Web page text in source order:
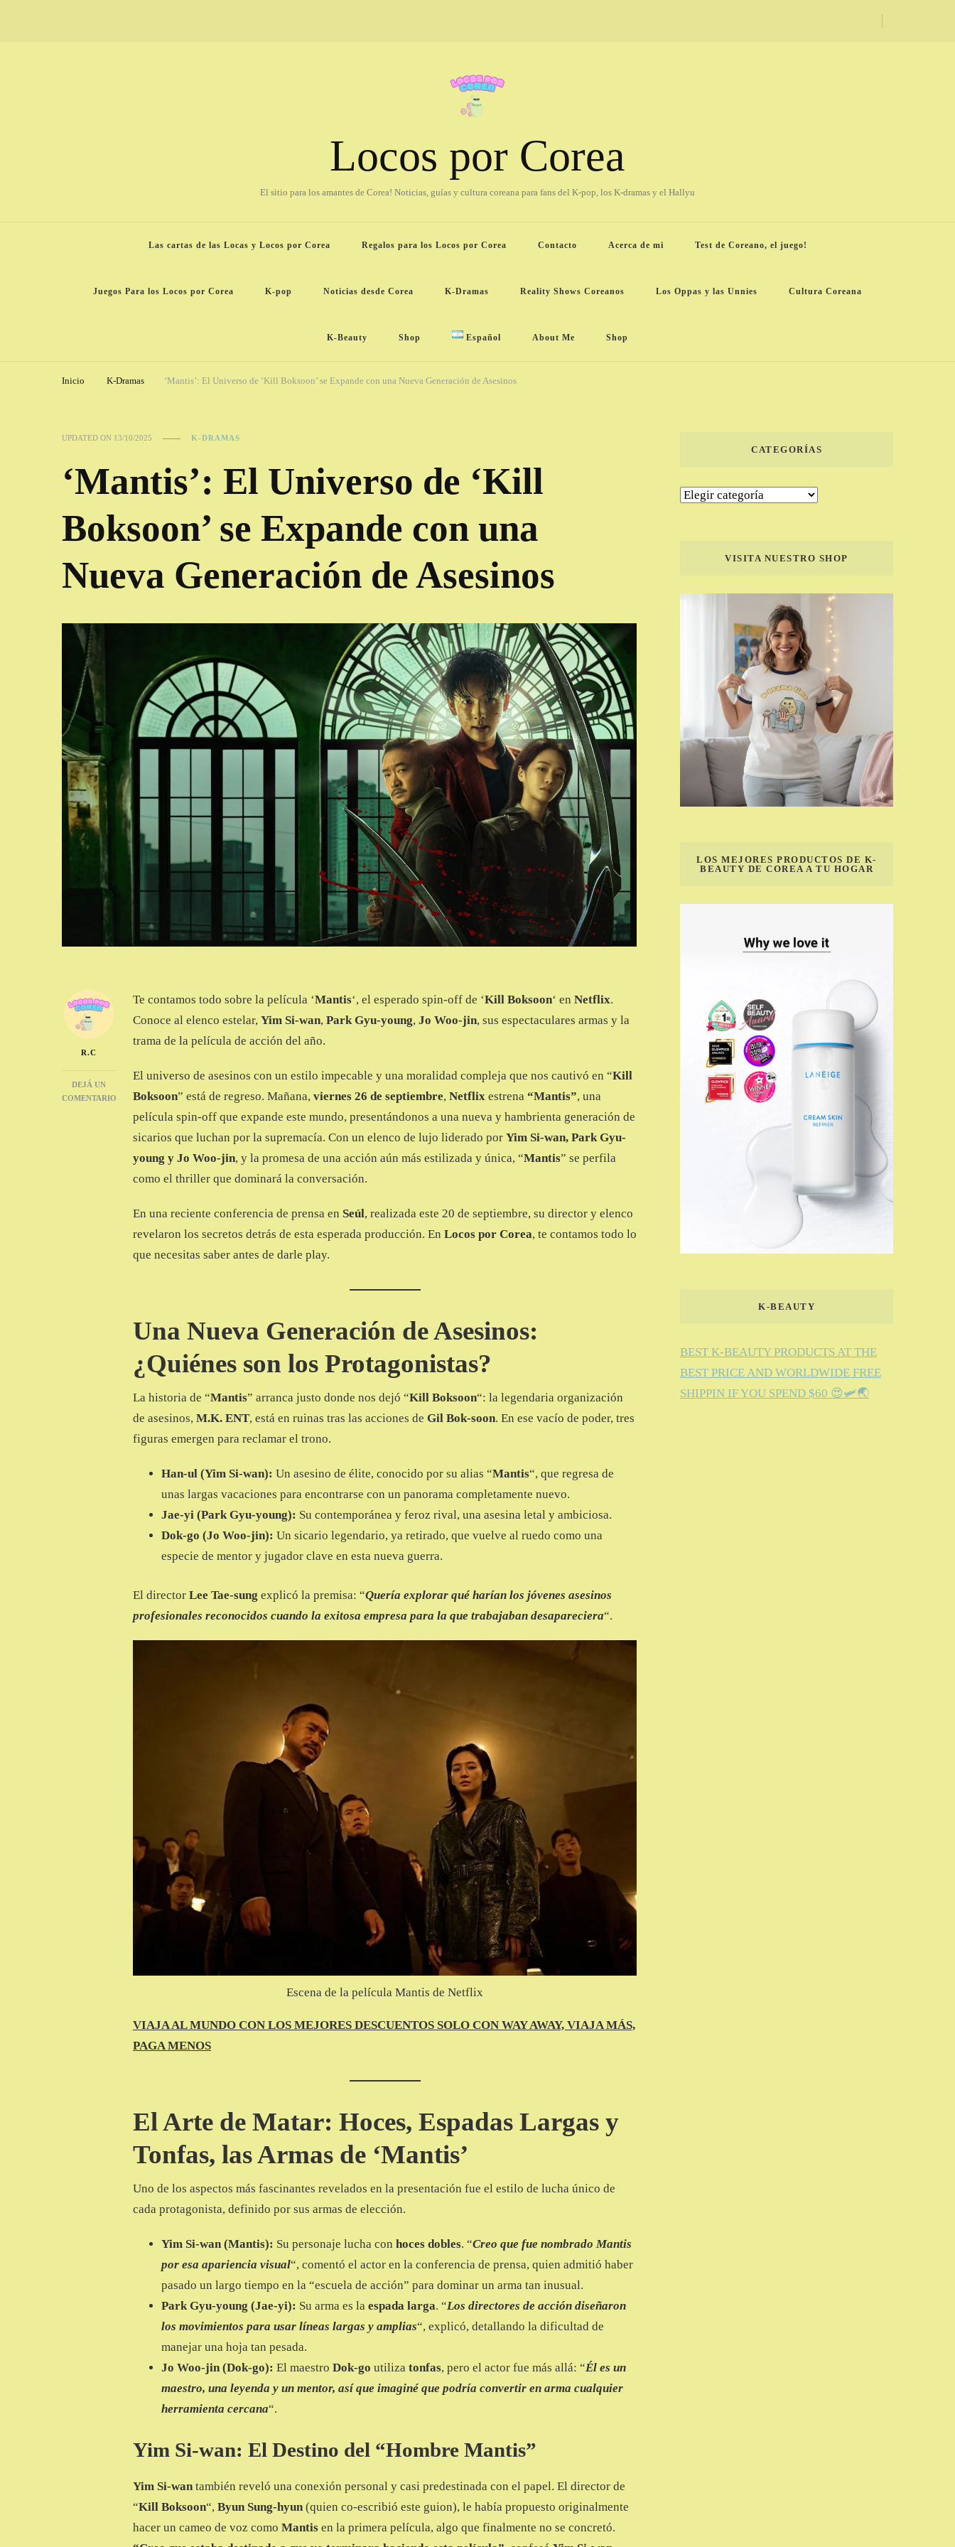
Locos por Corea
El sitio para los amantes de Corea! Noticias, guías y cultura coreana para fans del K-pop, los K-dramas y el Hallyu
Las cartas de las Locas y Locos por Corea Regalos para los Locos por Corea Contacto Acerca de mi Test de Coreano, el juego!
Juegos Para los Locos por Corea K-pop Noticias desde Corea K-Dramas Reality Shows Coreanos Los Oppas y las Unnies Cultura Coreana
K-Beauty Shop Español About Me Shop
Inicio K-Dramas ‘Mantis’: El Universo de ‘Kill Boksoon’ se Expande con una Nueva Generación de Asesinos
UPDATED ON 13/10/2025 K-DRAMAS
‘Mantis’: El Universo de ‘Kill
Boksoon’ se Expande con una
Nueva Generación de Asesinos
R.C
DEJÁ UN
COMENTARIO
Te contamos todo sobre la película ‘Mantis‘, el esperado spin-off de ‘Kill Boksoon‘ en Netflix.
Conoce al elenco estelar, Yim Si-wan, Park Gyu-young, Jo Woo-jin, sus espectaculares armas y la
trama de la película de acción del año.
El universo de asesinos con un estilo impecable y una moralidad compleja que nos cautivó en “Kill
Boksoon” está de regreso. Mañana, viernes 26 de septiembre, Netflix estrena “Mantis”, una
película spin-off que expande este mundo, presentándonos a una nueva y hambrienta generación de
sicarios que luchan por la supremacía. Con un elenco de lujo liderado por Yim Si-wan, Park Gyu-
young y Jo Woo-jin, y la promesa de una acción aún más estilizada y única, “Mantis” se perfila
como el thriller que dominará la conversación.
En una reciente conferencia de prensa en Seúl, realizada este 20 de septiembre, su director y elenco
revelaron los secretos detrás de esta esperada producción. En Locos por Corea, te contamos todo lo
que necesitas saber antes de darle play.
Una Nueva Generación de Asesinos:
¿Quiénes son los Protagonistas?
La historia de “Mantis” arranca justo donde nos dejó “Kill Boksoon“: la legendaria organización
de asesinos, M.K. ENT, está en ruinas tras las acciones de Gil Bok-soon. En ese vacío de poder, tres
figuras emergen para reclamar el trono.
Han-ul (Yim Si-wan): Un asesino de élite, conocido por su alias “Mantis“, que regresa de
unas largas vacaciones para encontrarse con un panorama completamente nuevo.
Jae-yi (Park Gyu-young): Su contemporánea y feroz rival, una asesina letal y ambiciosa.
Dok-go (Jo Woo-jin): Un sicario legendario, ya retirado, que vuelve al ruedo como una
especie de mentor y jugador clave en esta nueva guerra.
El director Lee Tae-sung explicó la premisa: “Quería explorar qué harían los jóvenes asesinos
profesionales reconocidos cuando la exitosa empresa para la que trabajaban desapareciera“.
Escena de la película Mantis de Netflix
VIAJA AL MUNDO CON LOS MEJORES DESCUENTOS SOLO CON WAY AWAY, VIAJA MÁS,
PAGA MENOS
El Arte de Matar: Hoces, Espadas Largas y
Tonfas, las Armas de ‘Mantis’
Uno de los aspectos más fascinantes revelados en la presentación fue el estilo de lucha único de
cada protagonista, definido por sus armas de elección.
Yim Si-wan (Mantis): Su personaje lucha con hoces dobles. “Creo que fue nombrado Mantis
por esa apariencia visual“, comentó el actor en la conferencia de prensa, quien admitió haber
pasado un largo tiempo en la “escuela de acción” para dominar un arma tan inusual.
Park Gyu-young (Jae-yi): Su arma es la espada larga. “Los directores de acción diseñaron
los movimientos para usar líneas largas y amplias“, explicó, detallando la dificultad de
manejar una hoja tan pesada.
Jo Woo-jin (Dok-go): El maestro Dok-go utiliza tonfas, pero el actor fue más allá: “Él es un
maestro, una leyenda y un mentor, así que imaginé que podría convertir en arma cualquier
herramienta cercana“.
Yim Si-wan: El Destino del “Hombre Mantis”
Yim Si-wan también reveló una conexión personal y casi predestinada con el papel. El director de
“Kill Boksoon“, Byun Sung-hyun (quien co-escribió este guion), le había propuesto originalmente
hacer un cameo de voz como Mantis en la primera película, algo que finalmente no se concretó.
CATEGORÍAS
Categorías
VISITA NUESTRO SHOP
LOS MEJORES PRODUCTOS DE K-
BEAUTY DE COREA A TU HOGAR
K-BEAUTY
BEST K-BEAUTY PRODUCTS AT THE
BEST PRICE AND WORLDWIDE FREE
SHIPPIN IF YOU SPEND $60 😍🛩️🌏